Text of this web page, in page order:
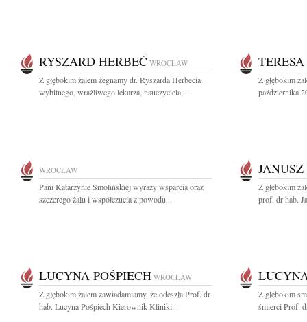
RYSZARD HERBEĆ WROCŁAW
Z głębokim żalem żegnamy dr. Ryszarda Herbecia
wybitnego, wrażliwego lekarza, nauczyciela,...
Z głębokim
października
WROCŁAW
Pani Katarzynie Smolińskiej wyrazy wsparcia oraz
szczerego żalu i współczucia z powodu...
Z głębokim
prof. dr hab.
LUCYNA POŚPIECH WROCŁAW
Z głębokim żalem zawiadamiamy, że odeszła Prof. dr
hab. Lucyna Pośpiech Kierownik Kliniki...
Z głębokim
śmierci Prof.